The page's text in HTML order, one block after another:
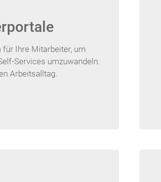
Ihre Mitarbeiter, um
Services umzuwandeln.
Arbeitsalltag.